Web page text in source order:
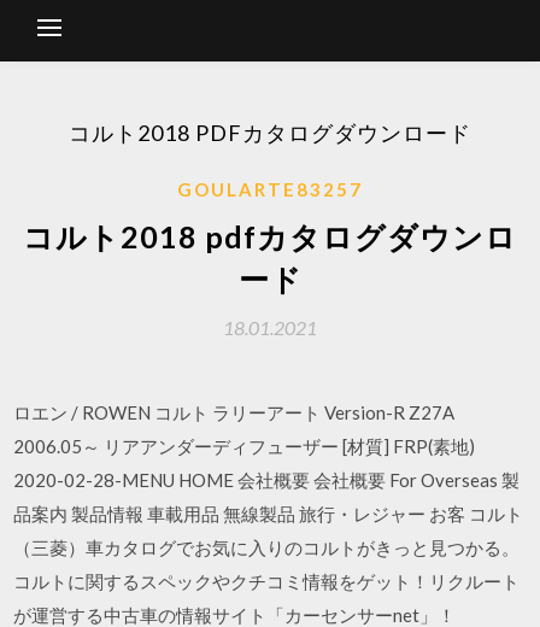
コルト2018 PDFカタログダウンロード
GOULARTE83257
コルト2018 pdfカタログダウンロ
ード
18.01.2021
ロエン / ROWEN コルト ラリーアート Version-R Z27A
2006.05～ リアアンダーディフューザー [材質] FRP(素地)
2020-02-28-MENU HOME 会社概要 会社概要 For Overseas 製
品案内 製品情報 車載用品 無線製品 旅行・レジャー お客 コルト
（三菱）車カタログでお気に入りのコルトがきっと見つかる。
コルトに関するスペックやクチコミ情報をゲット！リクルート
が運営する中古車の情報サイト「カーセンサーnet」！